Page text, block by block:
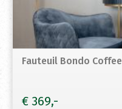
Fauteuil Bondo
€ 369